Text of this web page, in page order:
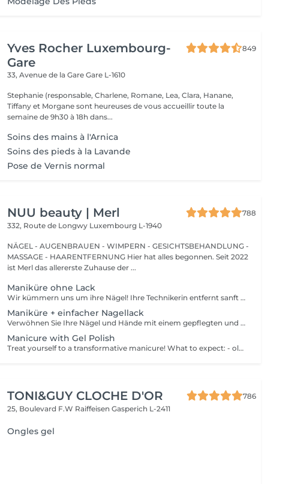
Yves Rocher Luxembourg-
Gare
849
33, Avenue de la GareGare L-1610
Stephanie (responsable, Charlene, Romane, Lea, Clara, Hanane,
Tiffany et Morgane sont heureuses de vous accueillir toute la
semaine de 9h30 à 18h dans...
Soins des mains à l'Arnica
Soins des pieds à la Lavande
Pose de Vernis normal
NUU beauty | Merl
788
332, Route de Longwy Luxembourg L-1940
NÄGEL - AUGENBRAUEN - WIMPERN - GESICHTSBEHANDLUNG -
MASSAGE - HAARENTFERNUNG Hier hat alles begonnen. Seit 2022
ist Merl das allererste Zuhause der ...
Maniküre ohne Lack
Wir kümmern uns um ihre Nägel! Ihre Technikerin entfernt sanft abgestorbene hautzellen, feilt und formt ihre Nägel und poliert die oberfläche für ein glattes, natürliches finish. Unsere meister bieten kantige, hardware- oder kombinierte manicures an, je nach ihren wünschen. Wie wird eine manicure ohne nagellack durchgeführt? - raue haut wird sanft entfernt - die form der nagelplatte wird behutsam korrigiert - die Nagelhaut und seitlichen ränder werden sorgfältig bearbeitet - Nagelhautöl und handcreme werden aufgetragen, um zu pflegen und zu hydratisieren Altersbeschränkung: empfohlen ab 14 Jahren. Nachbehandlungsempfehlungen: es sind keine speziellen Nachbehandlungen erforderlich. Häufigkeit: alle 3 Wochen.
Maniküre + einfacher Nagellack
Verwöhnen Sie Ihre Nägel und Hände mit einem gepflegten und ordentlichen Erscheinungsbild! Unsere Technikerinnen werden effektiv abgestorbene Hautzellen entfernen, die Nägel in Form bringen und feilen sowie die äußere Oberfläche polieren. Am Ende dieser Behandlung wird ein regulärer Nagellack aufgetragen. Unsere Meisterinnen bieten klassische, Hardware- oder kombinierte Maniküre an. Wie wird die Maniküre mit regulärer Nagellack durchgeführt? - rauhe Haut wird entfernt - die Form der Nagelplatte wird korrigiert - die Nagelhaut und seitlichen Rillen werden korrigiert - Nagellack wird aufgetragen - Nagelhautöl und Handcreme werden aufgetragen Altersbeschränkungen: empfohlen ab 14 Jahren. Empfehlungen nach dem Eingriff: es gibt keine speziellen Empfehlungen nach diesem Verfahren. Frequenz: einmal in 3 Wochen.
Manicure with Gel Polish
Treat yourself to a transformative manicure! What to expect: - old polish is removed as a bonus - rough skin is removed - nails are shaped - cuticles and side ridges are polished - reinforcement is performed if chosen - semi-permanent polish is applied - cuticle oil and hand cream are applied Age: 16+ Frequency: every 3 weeks for best results. *Removal of old semi-permanent polish is included with the manicure. If you want a separate removal appointment, we charge €20 for the careful process that protects your nails. For the manicure, we leave a thin layer of old polish under the new layer to enhance the durability of the semi-permanent polish. *Please note that if semipermanent nail polish without manicure is chosen, rough skin, cuticle and side ridges won't be removed.
TONI&GUY CLOCHE D'OR
786
25, Boulevard F.W RaiffeisenGasperich L-2411
Ongles gel